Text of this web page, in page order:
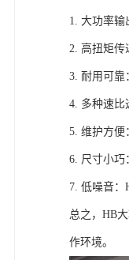
1. 大功率输
2. 高扭矩传
3. 耐用可靠
4. 多种速比
5. 维护方便
6. 尺寸小巧
7. 低噪音：
总之，HB
作环境。